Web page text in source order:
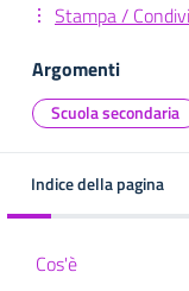
Stampa /
Argomenti
Scuola secondaria
Indice della pagina
Cos'è